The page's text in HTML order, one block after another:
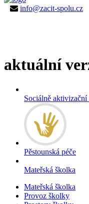
info@zacit-spolu.cz
aktuální
Sociálně aktivizační
Pěstounská péče
Mateřská školka
Mateřská školka
Provoz školky